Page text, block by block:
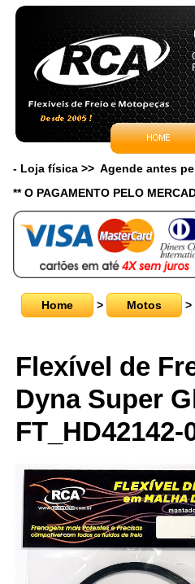
- Loja física >> Agende antes
** O PAGAMENTO PELO
Home > Motos >
Flexível de
Dyna Super
FT_HD42142-